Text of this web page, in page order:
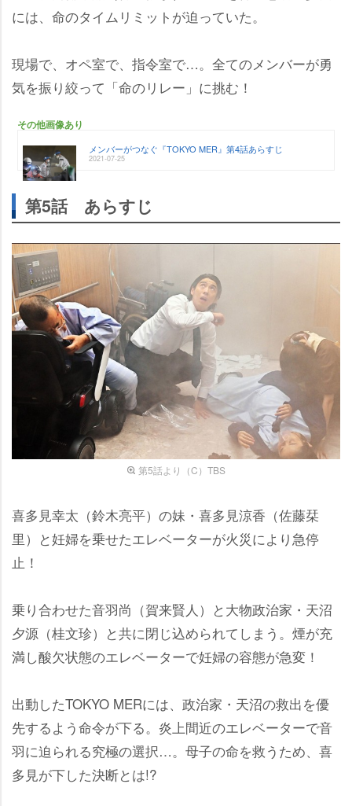
には、命のタイムリミットが迫っていた。
現場で、オペ室で、指令室で…。全てのメンバーが勇
気を振り絞って「命のリレー」に挑む！
その他画像あり
メンバーがつなぐ『TOKYO MER』第4話あらすじ
2021-07-25
第5話 あらすじ
第5話より（C）TBS
喜多見幸太（鈴木亮平）の妹・喜多見涼香（佐藤栞
里）と妊婦を乗せたエレベーターが火災により急停
止！
乗り合わせた音羽尚（賀来賢人）と大物政治家・天沼
夕源（桂文珍）と共に閉じ込められてしまう。煙が充
満し酸欠状態のエレベーターで妊婦の容態が急変！
出動したTOKYO MERには、政治家・天沼の救出を優
先するよう命令が下る。炎上間近のエレベーターで音
羽に迫られる究極の選択…。母子の命を救うため、喜
多見が下した決断とは!?